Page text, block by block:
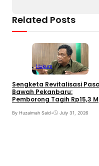
Related Posts
Hukum
Sengketa Revitalisasi
Bawah Pekanbaru:
Pemborong Tagih Rp15,3 M
By Huzaimah Said• July 31, 2026